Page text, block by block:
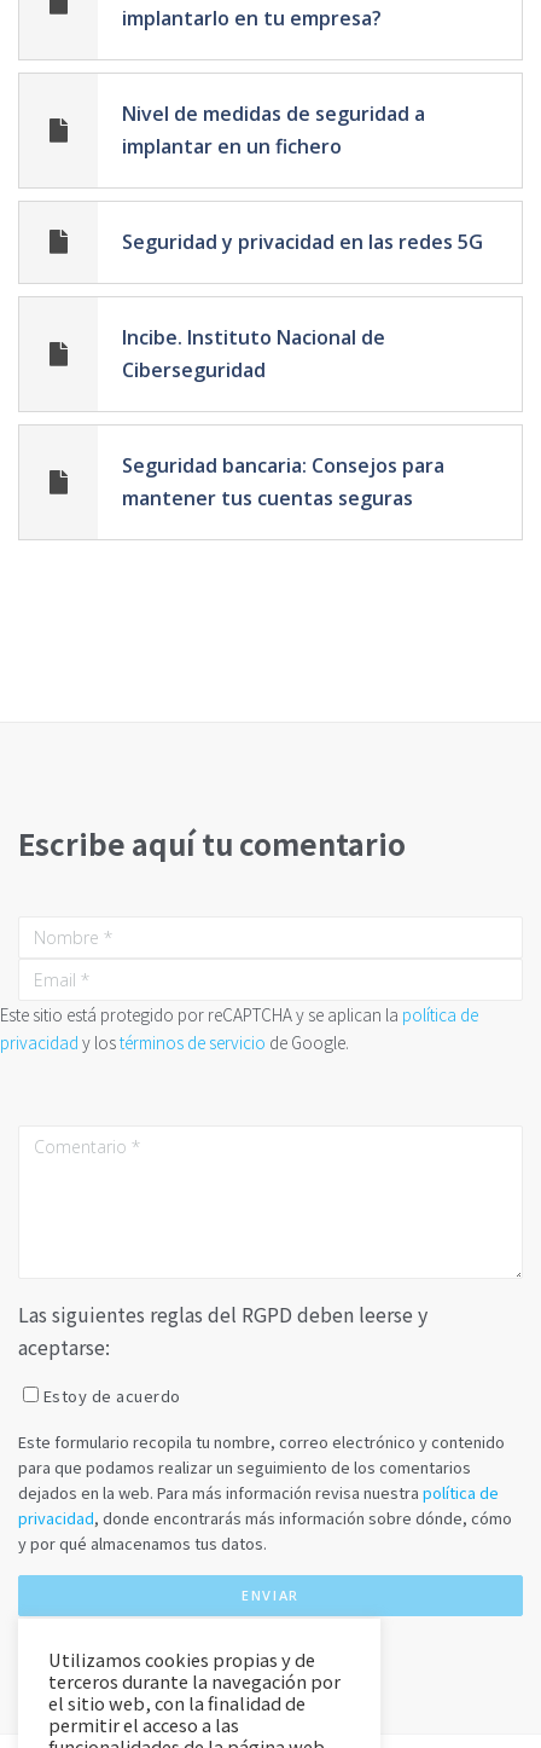
implantarlo en tu empresa?
Nivel de medidas de seguridad a
implantar en un fichero
Seguridad y privacidad en las redes 5G
Incibe. Instituto Nacional de
Ciberseguridad
Seguridad bancaria: Consejos para
mantener tus cuentas seguras
Escribe aquí tu comentario
Este sitio está protegido por reCAPTCHA y se aplican la política de
privacidad y lostérminos de servicio de Google.
Las siguientes reglas del RGPD deben leerse y
aceptarse:
Estoy de acuerdo
Este formulario recopila tu nombre, correo electrónico y contenido
para que podamos realizar un seguimiento de los comentarios
dejados en la web. Para más información revisa nuestra política de
privacidad, donde encontrarás más información sobre dónde, cómo
y por qué almacenamos tus datos.
Utilizamos cookies propias y de
terceros durante la navegación por
el sitio web, con la finalidad de
permitir el acceso a las